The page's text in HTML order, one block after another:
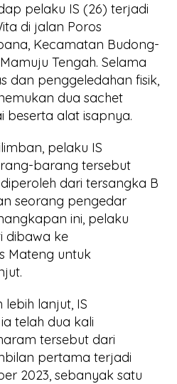
pelaku IS (26) terjadi
di jalan Poros
Kecamatan Budong-
Tengah. Selama
dan penggeledahan fisik,
dua sachet
beserta alat isapnya.
pelaku IS
barang tersebut
dari tersangka B
seorang pengedar
ini, pelaku
dibawa ke
Mateng untuk
lanjut, IS
telah dua kali
tersebut dari
pertama terjadi
2023, sebanyak satu